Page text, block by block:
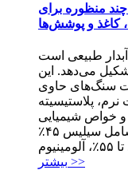
چند منظوره برای
کاغذ و پوشش‌ها
آبدار طبیعی است
می‌دهد. این
سنگ‌های حاوی
پلاستیسیته
و خواص شیمیایی
پایدار است. ترکیب شیمیایی اصلی شامل سیلیس ۴۵٪
بیشتر >>